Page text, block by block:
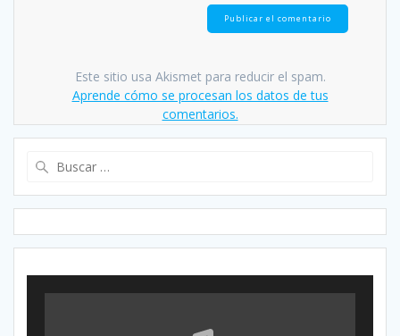
Este sitio usa Akismet para reducir el spam.
Aprende cómo se procesan los datos de tus
comentarios.